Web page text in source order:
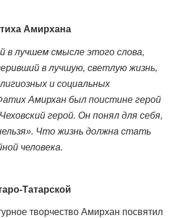
Амирхана
в лучшем смысле этого слова,
в лучшую, светлую жизнь,
и социальных
Амирхан был поистине герой
герой. Он понял для себя,
Что жизнь должна стать
человека.
Татарской
творчество Амирхан посвятил